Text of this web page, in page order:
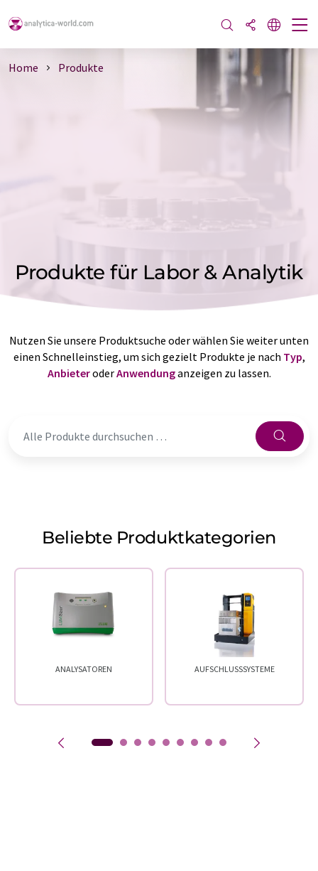
Home Produkte
Produkte für Labor & Analytik
Nutzen Sie unsere Produktsuche oder wählen Sie weiter unten
einen Schnelleinstieg, um sich gezielt Produkte je nach Typ,
AnbieteroderAnwendunganzeigen zu lassen.
Beliebte Produktkategorien
ANALYSATOREN AUFSCHLUSSSYSTEME